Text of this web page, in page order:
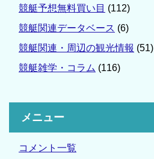
競艇予想無料買い目 (112)
競艇関連データベース (6)
競艇関連・周辺の観光情報 (51)
競艇雑学・コラム (116)
メニュー
コメント一覧